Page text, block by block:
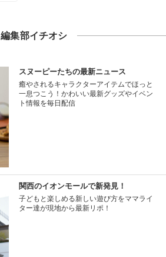
編集部イチオシ
スヌーピーたちの最新ニュース
癒やされるキャラクターアイテムでほっと
一息つこう！かわいい最新グッズやイベン
ト情報を毎日配信
関西のイオンモールで新発見！
子どもと楽しめる新しい遊び方をママライ
ター達が現地から最新リポ！